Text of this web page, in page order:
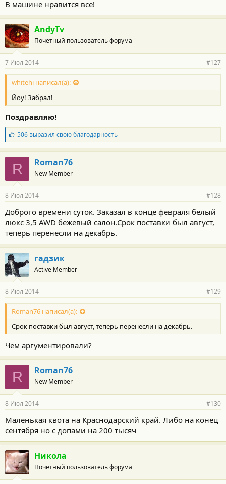
В машине нравится все!
AndyTv
Почетный пользователь форума
7 Июл 2014 #127
whitehi написал(а):
Йоу! Забрал!
Поздравляю!
Б
л
а
г
о
д
а
н
о
с
т
и
506выразил свою благодарность
R Roman76
New Member
8 Июл 2014 #128
Доброго времени суток. Заказал в конце февраля белый
люкс 3,5 AWD бежевый салон.Срок поставки был август,
теперь перенесли на декабрь.
гадзик
Active Member
8 Июл 2014 #129
Roman76 написал(а):
Срок поставки был август, теперь перенесли на декабрь.
Чем аргументировали?
R Roman76
New Member
8 Июл 2014 #130
Маленькая квота на Краснодарский край. Либо на конец
сентября но с допами на 200 тысяч
Никола
Почетный пользователь форума